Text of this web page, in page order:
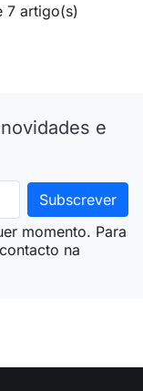
7 artigo(s)
e
momento. Para
na